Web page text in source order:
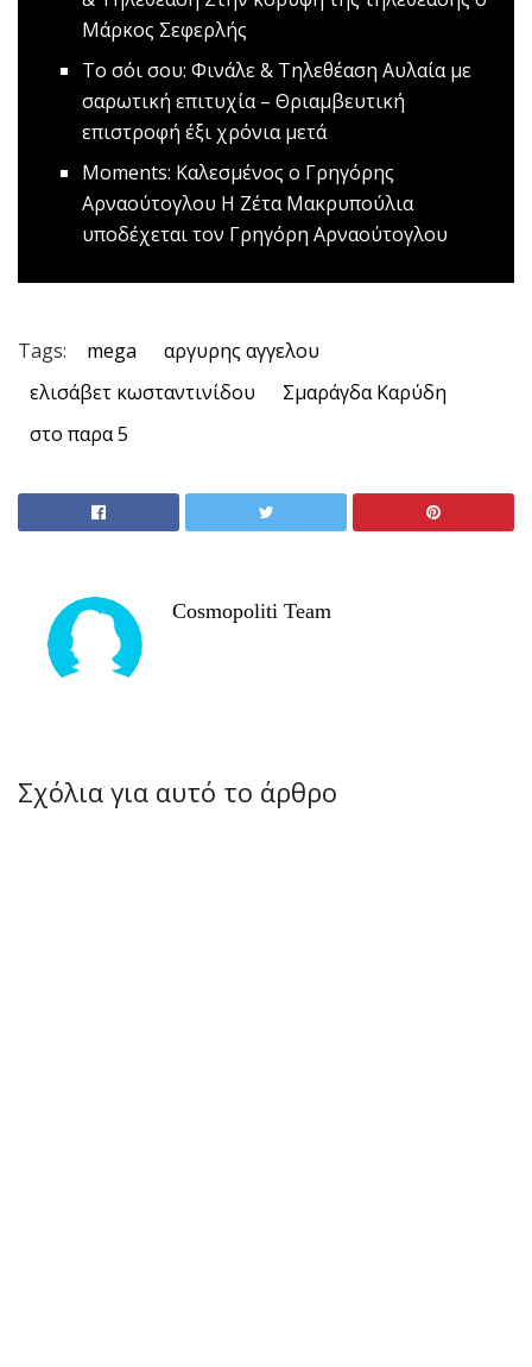
Μάρκος Σεφερλής
Το σόι σου: Φινάλε & Τηλεθέαση Αυλαία με
σαρωτική επιτυχία – Θριαμβευτική
επιστροφή έξι χρόνια μετά
Moments: Καλεσμένος ο Γρηγόρης
Αρναούτογλου Η Ζέτα Μακρυπούλια
υποδέχεται τον Γρηγόρη Αρναούτογλου
Tags: mega
αργυρης αγγελου
ελισάβετ κωσταντινίδου
Σμαράγδα Καρύδη
στο παρα 5
Cosmopoliti Team
Σχόλια για αυτό το άρθρο